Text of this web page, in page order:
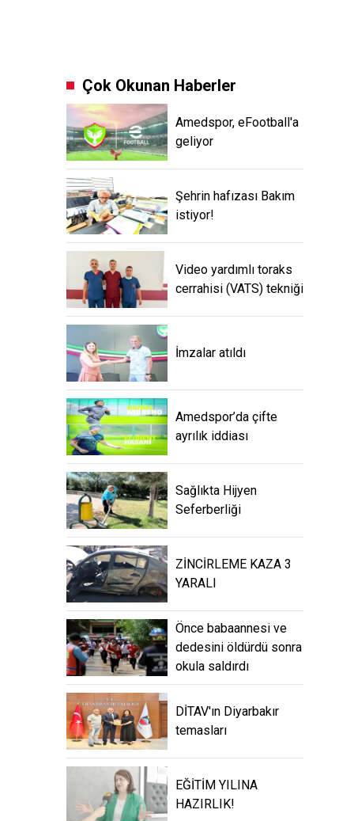
Çok Okunan Haberler
Amedspor, eFootball'a
geliyor
Şehrin hafızası Bakım
istiyor!
Video yardımlı toraks
cerrahisi (VATS) tekniği
İmzalar atıldı
Amedspor’da çifte
ayrılık iddiası
Sağlıkta Hijyen
Seferberliği
ZİNCİRLEME KAZA 3
YARALI
Önce babaannesi ve
dedesini öldürdü sonra
okula saldırdı
DİTAV'ın Diyarbakır
temasları
EĞİTİM YILINA
HAZIRLIK!